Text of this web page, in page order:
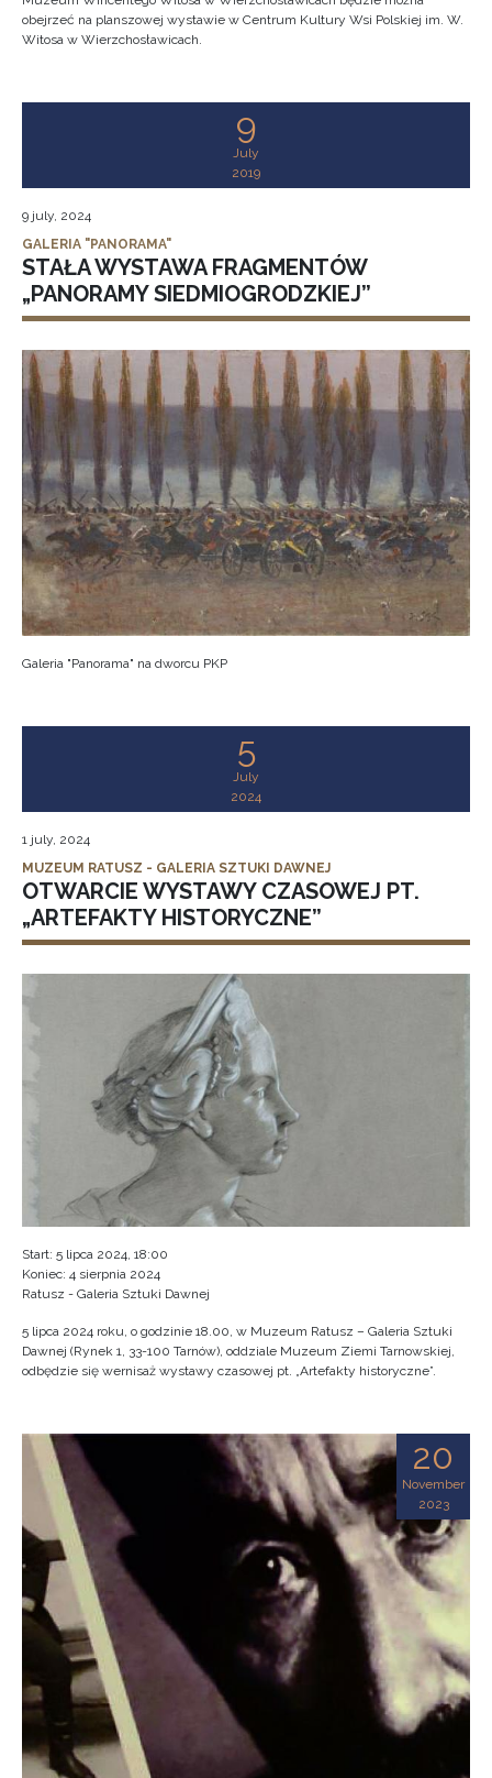
obejrzeć na planszowej wystawie w Centrum Kultury Wsi Polskiej im. W.
Witosa w Wierzchosławicach.
9
July
2019
9 july, 2024
GALERIA "PANORAMA"
STAŁA WYSTAWA FRAGMENTÓW
„PANORAMY SIEDMIOGRODZKIEJ”
Galeria "Panorama" na dworcu PKP
5
July
2024
1 july, 2024
MUZEUM RATUSZ - GALERIA SZTUKI DAWNEJ
OTWARCIE WYSTAWY CZASOWEJ PT.
„ARTEFAKTY HISTORYCZNE”
Start: 5 lipca 2024, 18:00
Koniec: 4 sierpnia 2024
Ratusz - Galeria Sztuki Dawnej
5 lipca 2024 roku, o godzinie 18.00, w Muzeum Ratusz – Galeria Sztuki
Dawnej (Rynek 1, 33-100 Tarnów), oddziale Muzeum Ziemi Tarnowskiej,
odbędzie się wernisaż wystawy czasowej pt. „Artefakty historyczne”.
20
November
2023